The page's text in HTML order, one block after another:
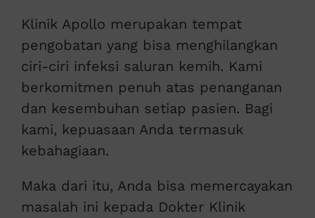
Klinik Apollo merupakan tempat
pengobatan yang bisa menghilangkan
ciri-ciri infeksi saluran kemih. Kami
berkomitmen penuh atas penanganan
dan kesembuhan setiap pasien. Bagi
kami, kepuasaan Anda termasuk
kebahagiaan.
Maka dari itu, Anda bisa memercayakan
masalah ini kepada Dokter Klinik